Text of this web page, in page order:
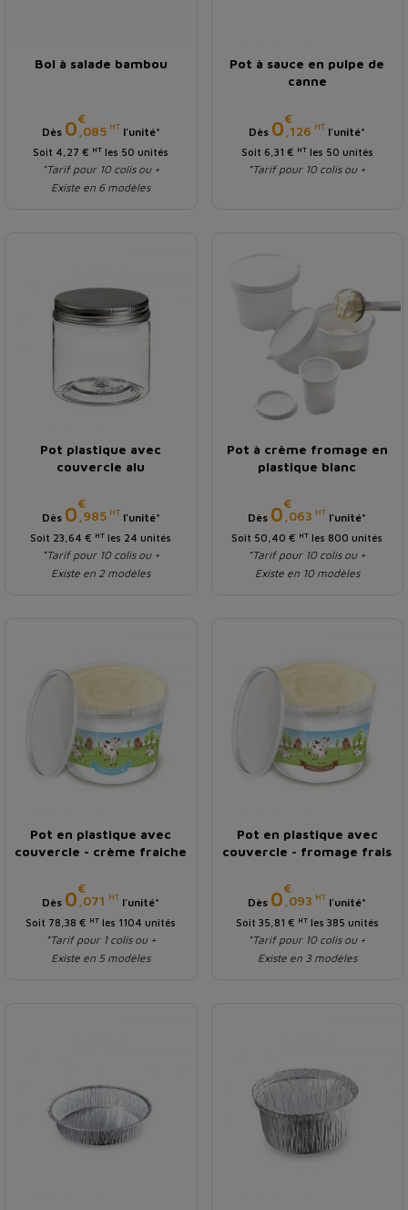
Bol à salade bambou
Prix
Dès 0€
,085 HT l'unité*
Soit 4,27 € HT les 50 unités
*Tarif pour 10 colis ou +
Existe en 6 modèles
Pot à sauce en pulpe de
canne
Prix
Dès 0€
,126 HT l'unité*
Soit 6,31 € HTles 50 unités
*Tarif pour 10 colis ou +
Pot plastique avec
couvercle alu
Prix
Dès 0€
,985 HT l'unité*
Soit 23,64 € HT les 24 unités
*Tarif pour 10 colis ou +
Existe en 2 modèles
Pot à crème fromage en
plastique blanc
Prix
Dès 0€
,063 HT l'unité*
Soit 50,40 € HT les 800 unités
*Tarif pour 10 colis ou +
Existe en 10 modèles
Pot en plastique avec
couvercle - crème fraiche
Prix
Dès 0€
,071 HT l'unité*
Soit 78,38 € HT les 1104 unités
*Tarif pour 1 colis ou +
Existe en 5 modèles
Pot en plastique avec
couvercle - fromage frais
Prix
Dès 0€
,093 HT l'unité*
Soit 35,81 € HTles 385 unités
*Tarif pour 10 colis ou +
Existe en 3 modèles